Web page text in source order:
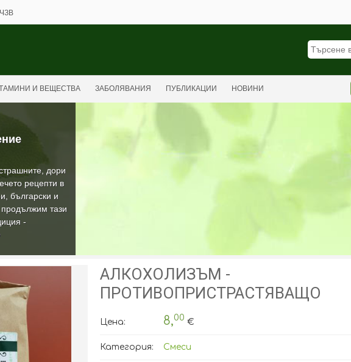
дори
рецепти в
български и
тази
-
ЧЗВ
И ВЕЩЕСТВА ЗАБОЛЯВАНИЯ ПУБЛИКАЦИИ НОВИНИ
АЛКОХОЛИЗЪМ -
ПРОТИВОПРИСТРАСТЯВАЩО
Цена: 8,00 €
Категория: Смеси